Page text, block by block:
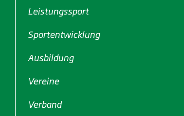
Leistungssport
Sportentwicklung
Ausbildung
Vereine
Verband